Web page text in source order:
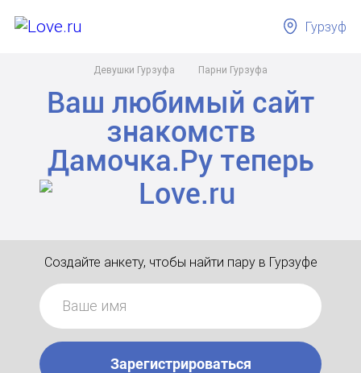
Девушки Гурзуфа Парни Гурзуфа
Гурзуф
Ваш любимый сайт
знакомств
Дамочка.Рутеперь
Создайте анкету, чтобы найти пару в Гурзуфе
Зарегистрироваться